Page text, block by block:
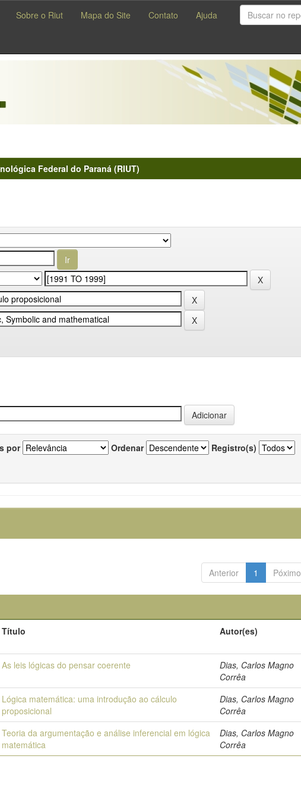
Sobre o Riut Mapa do Site Contato Ajuda
Federal do Paraná (RIUT)
por Ordenar Registro(s)
Anterior 1 Póximo
Título Autor(es)
As leis lógicas do pensar coerente
Dias, Carlos Magno
Corrêa
Lógica matemática: uma introdução ao cálculo
proposicional
Dias, Carlos Magno
Corrêa
Teoria da argumentação e análise inferencial em lógica
matemática
Dias, Carlos Magno
Corrêa